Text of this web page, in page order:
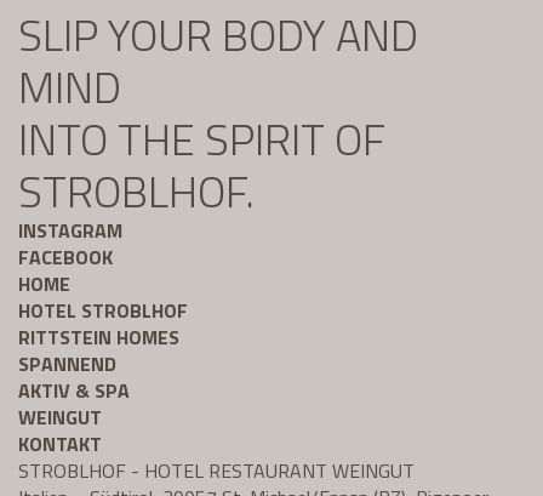
SLIP YOUR BODY AND
MIND
INTO THE SPIRIT OF
STROBLHOF.
INSTAGRAM
FACEBOOK
HOME
HOTEL STROBLHOF
RITTSTEIN HOMES
SPANNEND
AKTIV & SPA
WEINGUT
KONTAKT
STROBLHOF - HOTEL RESTAURANT WEINGUT